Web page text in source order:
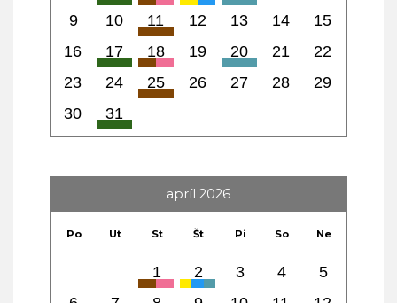
9
10 11 12 13 14
15
16
17 18 19 20 21
22
23
24 25 26 27 28
29
30
31
apríl 2026
Po Ut St Št Pi So Ne
1 2 3 4
5